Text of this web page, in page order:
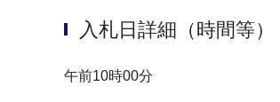
入札日詳細（時間等）
午前10時00分